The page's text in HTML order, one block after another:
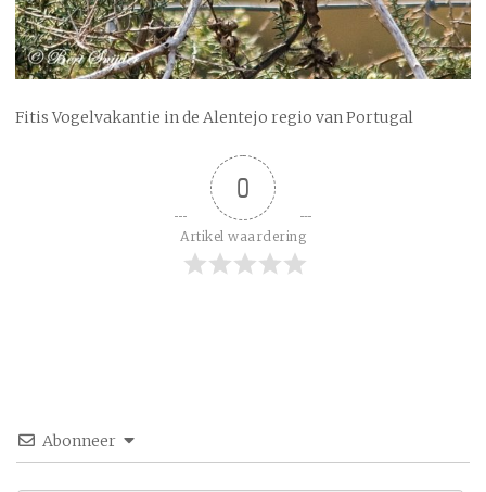
Fitis Vogelvakantie in de Alentejo regio van Portugal
0
Artikel waardering
Abonneer